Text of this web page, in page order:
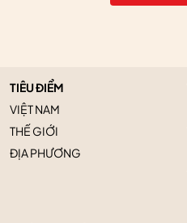
TIÊU ĐIỂM
VIỆT NAM
THẾ GIỚI
ĐỊA PHƯƠNG